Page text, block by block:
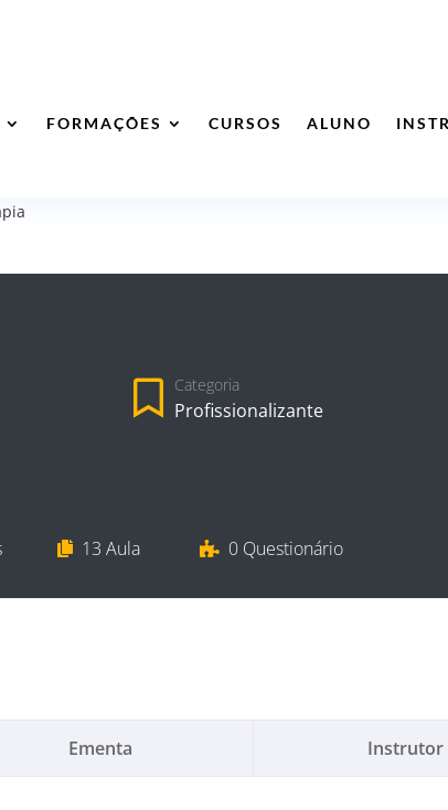
FORMAÇÕES CURSOS ALUNO
Categoria
Profissionalizante
13 Aula 0 Questionário
Ementa Instrutor